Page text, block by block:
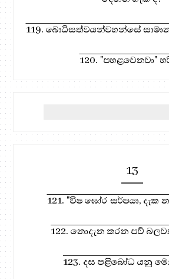
119. බොධිසත්වයන්වහන්සේ
120. "පහළවෙනවා"
13
121. "විෂ ඝෝර සර්පයා, දැක
122. නොදැන කරන පව්
123. දස පළිබෝධ යනු